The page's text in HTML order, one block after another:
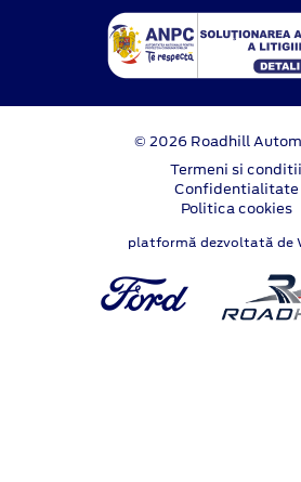
© 2026 Roadhill
Termeni si conditii
Confidentialitate
Politica cookies
platformă dezvoltată de